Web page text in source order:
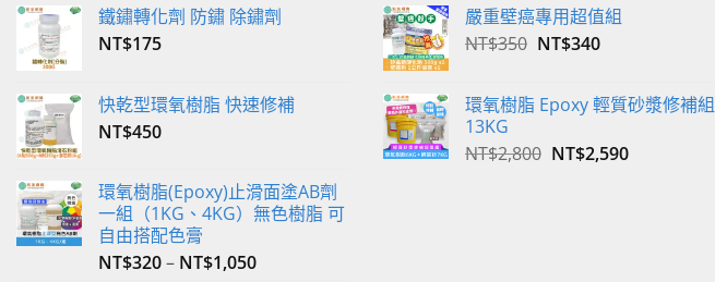
式。
可
在
品
頁
面
鐵鏽轉化劑 防鏽 除鏽劑
NT$175
快乾型環氧樹脂 快速修補
NT$450
環氧樹脂(Epoxy)止滑面塗AB劑
一組（1KG、4KG）無色樹脂 可
自由搭配色膏
NT$320– NT$1,050
嚴重壁癌專用超值組
NT$350 原
格：
NT$340目
格：
環氧樹脂 Epoxy 輕質砂漿修補組
13KG
NT$2,800 原
NT$2,590目